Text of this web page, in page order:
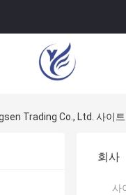
Trading Co., Ltd. 사이트
회사
사